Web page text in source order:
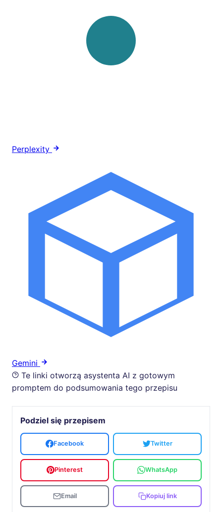
Perplexity
Gemini
Te linki otworzą asystenta AI z gotowym
promptem do podsumowania tego przepisu
Podziel się przepisem
Facebook Twitter
Pinterest WhatsApp
Email Kopiuj link